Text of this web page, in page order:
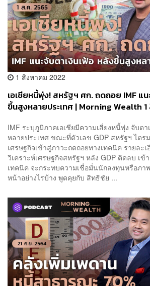
1 สิงหาคม 2022
เอเชียหนี้พุ่ง! สหรัฐฯ ศก. ถดถอย IMF แน
ขึ้นสูงหลายประเทศ | Morning Wealth
IMF ระบุภูมิภาคเอเชียมีความเสี่ยงหนี้พุ่ง จับต
หลายประเทศ ขณะที่ตัวเลข GDP สหรัฐฯ ไตร
เศรษฐกิจเข้าสู่ภาวะถดถอยทางเทคนิค รายละเ
วิเคราะห์เศรษฐกิจสหรัฐฯ หลัง GDP ติดลบ เข้
เทคนิค จะกระทบความเชื่อมั่นนักลงทุนหรือภา
หน้าอย่างไรบ้าง พูดคุยกับ สิทธิชัย ...